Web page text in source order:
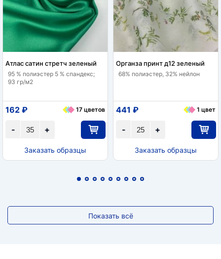
Атлас сатин стретч зеленый
95 % полиэстер 5 % спандекс;
93 гр/м2
+
-
162 ₽ 17 цветов
Заказать образцы
Органза принт д12 зеленый
68% полиэстер, 32% нейлон
+
-
441 ₽ 1 цвет
Заказать образцы
Показать всё